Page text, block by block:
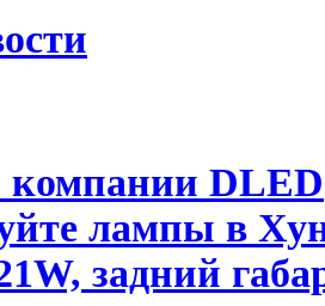
DLED
лампы в
задний